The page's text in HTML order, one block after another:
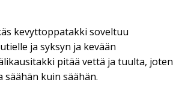
kevyttoppatakki soveltuu
ja syksyn ja kevään
pitää vettä ja tuulta, joten
säähän kuin säähän.